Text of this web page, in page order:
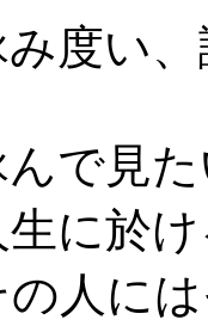
度い、
た
に於
人に